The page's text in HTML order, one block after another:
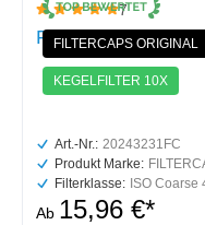
FILTERCAPS ORIGINAL
KEGELFILTER 10X
Durchschnittliche
7
Filterkegel-Set
Art.-Nr.: 20243231FC
Produkt Marke:
Filterklasse: ISO Coarse
Ab 15,96 €*